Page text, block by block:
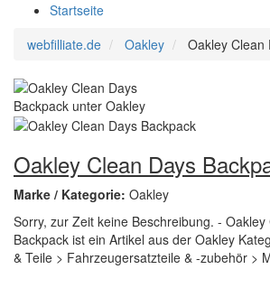
Startseite
webfilliate.de
Oakley Oakley Clean
Oakley Clean Days
Marke / Kategorie: Oakley
Sorry, zur Zeit keine Beschreibung. - Oakley
Backpack ist ein Artikel aus der Oakley
& Teile > Fahrzeugersatzteile & -zubehör >